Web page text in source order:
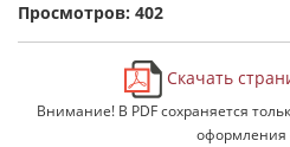
Просмотров: 402
Скачать
Внимание! В PDF сохраняется
оформления